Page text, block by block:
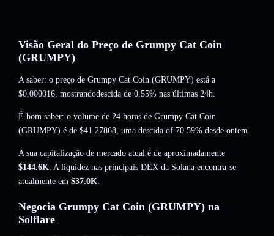
Visão Geral do Preço de Grumpy Cat Coin
(GRUMPY)
A saber: o preço de Grumpy Cat Coin (GRUMPY) está a
$0.000016, mostrandodescida de 0.55% nas últimas 24h.
É bom saber: o volume de 24 horas de Grumpy Cat Coin
(GRUMPY) é de $41.27868, uma descida of 70.59% desde ontem.
A sua capitalização de mercado atual é de aproximadamente
$144.6K. A liquidez nas principais DEX da Solana encontra-se
atualmente em $37.0K.
Negocia Grumpy Cat Coin (GRUMPY) na
Solflare